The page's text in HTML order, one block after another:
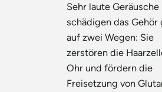
Sehr laute Geräusche
schädigen das Gehör
auf zwei Wegen: Sie
zerstören die
Ohr und fördern die
Freisetzung von